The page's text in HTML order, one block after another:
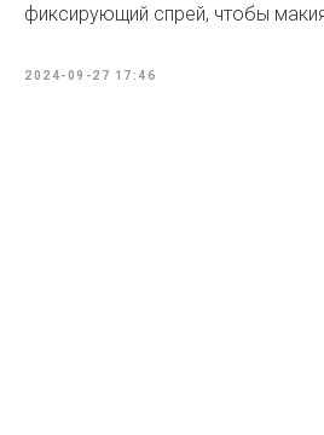
фиксирующий спрей, чтобы
2024-09-27 17:46